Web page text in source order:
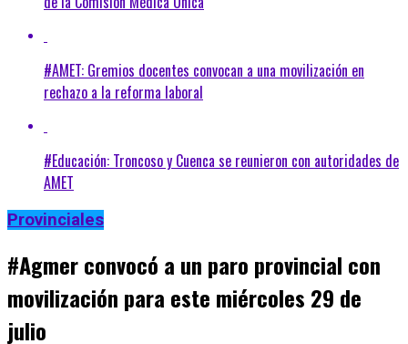
#AMET: Gremios docentes convocan a una movilización en
rechazo a la reforma laboral
#Educación: Troncoso y Cuenca se reunieron con autoridades de
AMET
Provinciales
#Agmer convocó a un paro provincial con
movilización para este miércoles 29 de
julio